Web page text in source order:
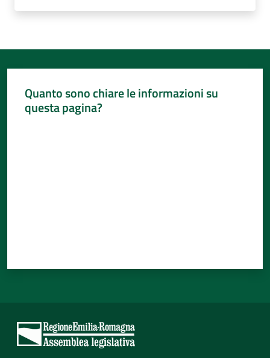
cittadini
Quanto sono chiare le informazioni su
questa pagina?